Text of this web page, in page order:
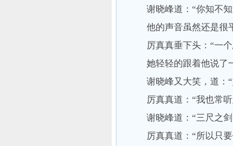
谢晓峰道：“你知不知
他的声音虽然还是很平
厉真真垂下头：“一个
她轻轻的跟着他说了一
谢晓峰又大笑，道：“
厉真真道：“我也常听
谢晓峰道：“三尺之剑
厉真真道：“所以只要